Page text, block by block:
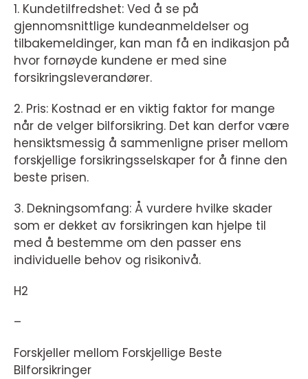
1. Kundetilfredshet: Ved å se på
gjennomsnittlige kundeanmeldelser og
tilbakemeldinger, kan man få en indikasjon på
hvor fornøyde kundene er med sine
forsikringsleverandører.
2. Pris: Kostnad er en viktig faktor for mange
når de velger bilforsikring. Det kan derfor være
hensiktsmessig å sammenligne priser mellom
forskjellige forsikringsselskaper for å finne den
beste prisen.
3. Dekningsomfang: Å vurdere hvilke skader
som er dekket av forsikringen kan hjelpe til
med å bestemme om den passer ens
individuelle behov og risikonivå.
H2
–
Forskjeller mellom Forskjellige Beste
Bilforsikringer